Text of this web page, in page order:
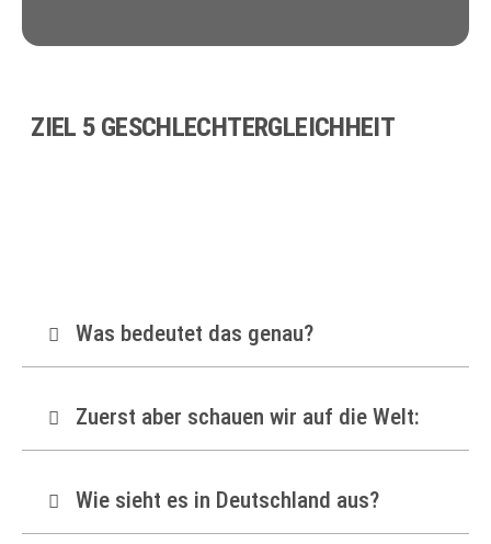
ZIEL 5 GESCHLECHTERGLEICHHEIT
Was bedeutet das genau?
Zuerst aber schauen wir auf die Welt:
Wie sieht es in Deutschland aus?